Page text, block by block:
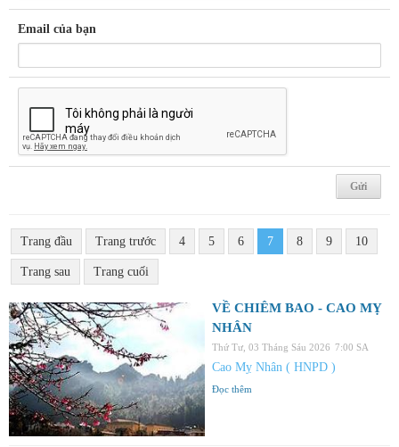
Email của bạn
Trang đầu Trang trước 4 5 6 7 8 9 10
Trang sau Trang cuối
VỀ CHIÊM BAO - CAO MỴ
NHÂN
Thứ Tư, 03 Tháng Sáu 2026 7:00 SA
Cao Mỵ Nhân ( HNPD )
Đọc thêm